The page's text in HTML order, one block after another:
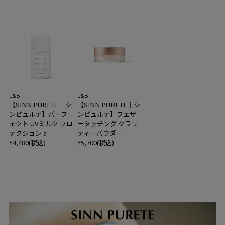
L&B
【SINN PURETE｜シ
ンピュルテ】パーフ
ェクト UVミルク プロ
テクション a
¥4,480(税込)
L&B
【SINN PURETE｜シ
ンピュルテ】フェザ
ータッチング クラリ
ティーパウダー
¥5,700(税込)